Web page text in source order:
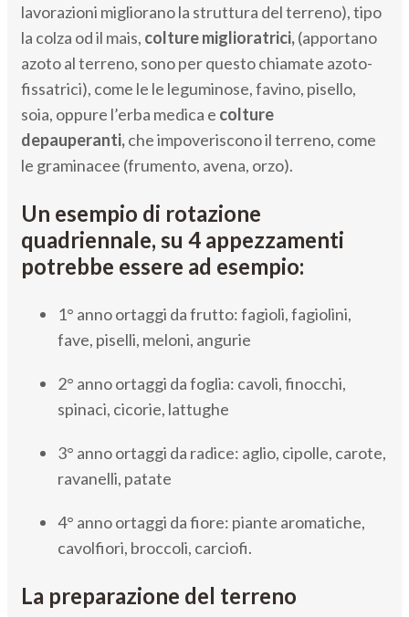
lavorazioni migliorano la struttura del terreno), tipo
la colza od il mais, colture miglioratrici,(apportano
azoto al terreno, sono per questo chiamate azoto-
fissatrici), come le le leguminose, favino, pisello,
soia, oppure l’erba medica e colture
depauperanti,che impoveriscono il terreno, come
le graminacee (frumento, avena, orzo).
Un esempio di rotazione
quadriennale, su 4 appezzamenti
potrebbe essere ad esempio:
1° anno ortaggi da frutto: fagioli, fagiolini,
fave, piselli, meloni, angurie
2° anno ortaggi da foglia: cavoli, finocchi,
spinaci, cicorie, lattughe
3° anno ortaggi da radice: aglio, cipolle, carote,
ravanelli, patate
4° anno ortaggi da fiore: piante aromatiche,
cavolfiori, broccoli, carciofi.
La preparazione del terreno